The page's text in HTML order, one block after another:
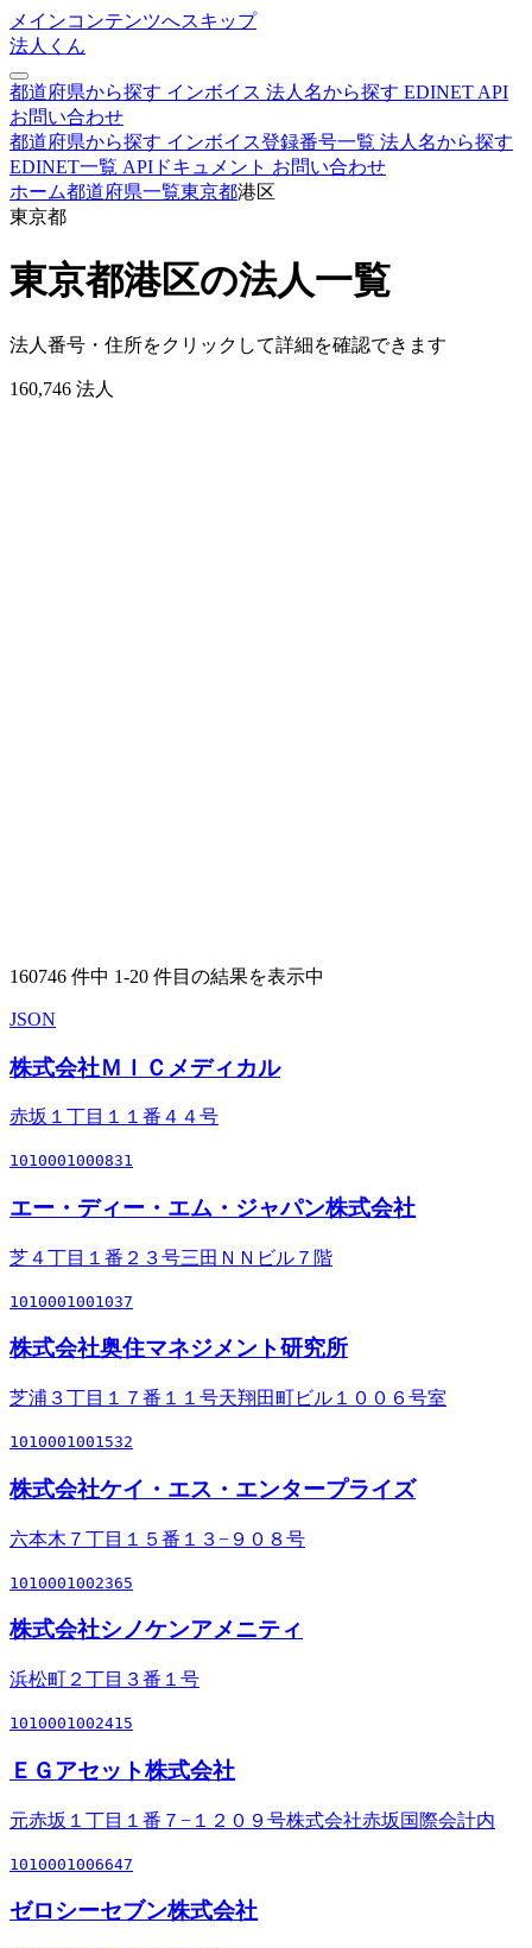
メインコンテンツへスキップ
法人くん
都道府県から探す インボイス 法人名から探す EDINET API
お問い合わせ
都道府県から探す インボイス登録番号一覧 法人名から探す
EDINET一覧 APIドキュメント お問い合わせ
ホーム都道府県一覧東京都港区
東京都
東京都港区の法人一覧
法人番号・住所をクリックして詳細を確認できます
160,746 法人
160746 件中 1-20 件目の結果を表示中
JSON
株式会社ＭＩＣメディカル
赤坂１丁目１１番４４号
1010001000831
エー・ディー・エム・ジャパン株式会社
芝４丁目１番２３号三田ＮＮビル７階
1010001001037
株式会社奥住マネジメント研究所
芝浦３丁目１７番１１号天翔田町ビル１００６号室
1010001001532
株式会社ケイ・エス・エンタープライズ
六本木７丁目１５番１３−９０８号
1010001002365
株式会社シノケンアメニティ
浜松町２丁目３番１号
1010001002415
ＥＧアセット株式会社
元赤坂１丁目１番７−１２０９号株式会社赤坂国際会計内
1010001006647
ゼロシーセブン株式会社